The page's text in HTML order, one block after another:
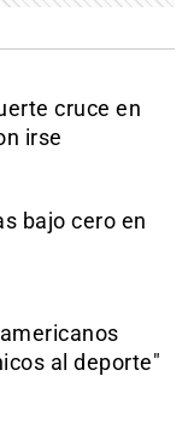
cruce en
irse
bajo cero en
al deporte"